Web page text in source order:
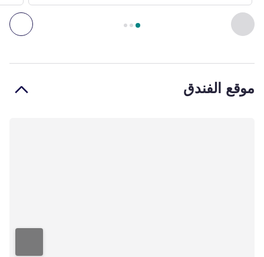
السابق - غرفةالصفحة
موقع الفندق